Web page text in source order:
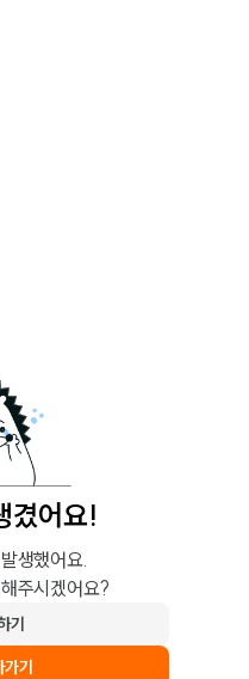
겼어요!
생했어요.
주시겠어요?
기
가기